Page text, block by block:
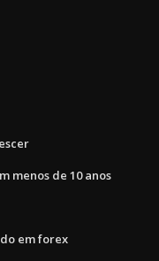
menos de 10 anos
em forex